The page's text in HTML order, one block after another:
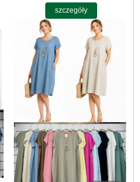
szczegóły